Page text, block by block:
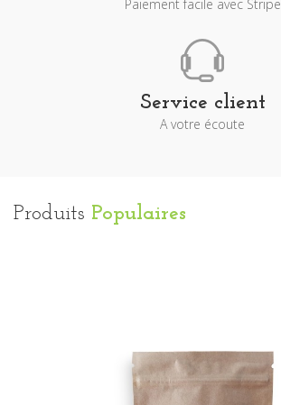
Paiement facile avec Stripe
Service client
A votre écoute
Produits Populaires